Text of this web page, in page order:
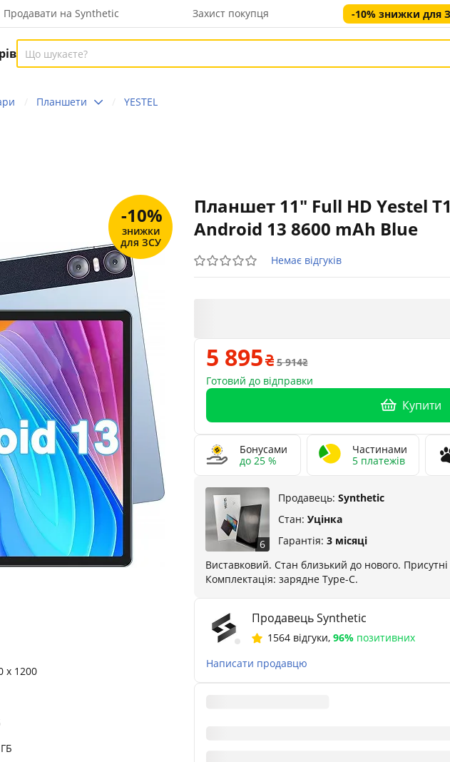
Продавати на Synthetic Захист покупця -10% знижки для
Планшети YESTEL
Планшет 11" Full HD Yestel
Android 13 8600 mAh Blue
Немає відгуків
-10%
знижки
для ЗСУ
x 1200
5 895
5 914
Готовий до відправки
Купити
Бонусами
до 25 %
Частинами
5 платежів
6
Продавець: Synthetic
Стан: Уцінка
Гарантія: 3 місяці
Виставковий. Стан близький до нового. Присутні
Комплектація: зарядне Тype-C.
Продавець Synthetic
1564 відгуки, 96% позитивних
Написати продавцю